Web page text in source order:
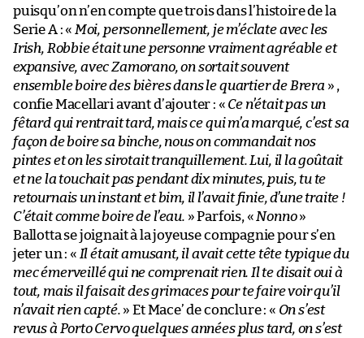
puisqu’on n’en compte que trois dans l’histoire de la
Serie A : « Moi, personnellement, je m’éclate avec les
Irish, Robbie était une personne vraiment agréable et
expansive, avec Zamorano, on sortait souvent
ensemble boire des bières dans le quartier de Brera » ,
confie Macellari avant d’ajouter : « Ce n’était pas un
fêtard qui rentrait tard, mais ce qui m’a marqué, c’est sa
façon de boire sa binche, nous on commandait nos
pintes et on les sirotait tranquillement. Lui, il la goûtait
et ne la touchait pas pendant dix minutes, puis, tu te
retournais un instant et bim, il l’avait finie, d’une traite !
C’était comme boire de l’eau. » Parfois, « Nonno»
Ballotta se joignait à la joyeuse compagnie pour s’en
jeter un : « Il était amusant, il avait cette tête typique du
mec émerveillé qui ne comprenait rien. Il te disait oui à
tout, mais il faisait des grimaces pour te faire voir qu’il
n’avait rien capté. » Et Mace’ de conclure : « On s’est
revus à Porto Cervo quelques années plus tard, on s’est